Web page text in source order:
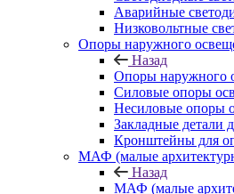
Аварийные
Низковольтные
Опоры наружного
Назад
Опоры наружного
Силовые опоры
Несиловые опоры
Закладные детали
Кронштейны для
МАФ (малые
Назад
МАФ (малые